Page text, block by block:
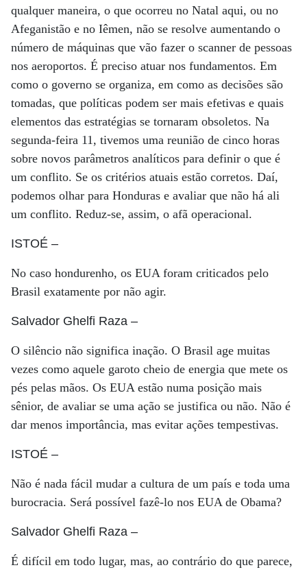
qualquer maneira, o que ocorreu no Natal aqui, ou no
Afeganistão e no Iêmen, não se resolve aumentando o
número de máquinas que vão fazer o scanner de pessoas
nos aeroportos. É preciso atuar nos fundamentos. Em
como o governo se organiza, em como as decisões são
tomadas, que políticas podem ser mais efetivas e quais
elementos das estratégias se tornaram obsoletos. Na
segunda-feira 11, tivemos uma reunião de cinco horas
sobre novos parâmetros analíticos para definir o que é
um conflito. Se os critérios atuais estão corretos. Daí,
podemos olhar para Honduras e avaliar que não há ali
um conflito. Reduz-se, assim, o afã operacional.
ISTOÉ –
No caso hondurenho, os EUA foram criticados pelo
Brasil exatamente por não agir.
Salvador Ghelfi Raza –
O silêncio não significa inação. O Brasil age muitas
vezes como aquele garoto cheio de energia que mete os
pés pelas mãos. Os EUA estão numa posição mais
sênior, de avaliar se uma ação se justifica ou não. Não é
dar menos importância, mas evitar ações tempestivas.
ISTOÉ –
Não é nada fácil mudar a cultura de um país e toda uma
burocracia. Será possível fazê-lo nos EUA de Obama?
Salvador Ghelfi Raza –
É difícil em todo lugar, mas, ao contrário do que parece,